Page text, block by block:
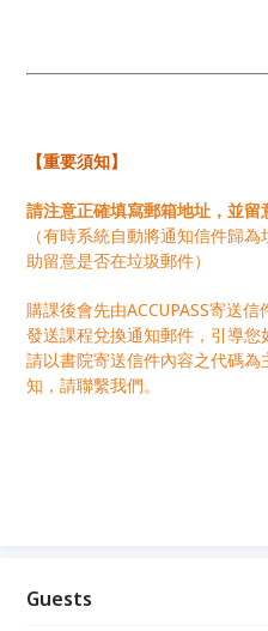
【重要須知】
請注意正確填寫郵箱地址，並留
（有時系統自動將通知信件歸
助留意是否在垃圾郵件）
購課後會先由ACCUPASS寄送
發送課程兌換通知郵件，引導您
請以書院寄送信件內容之代碼
知，請聯繫我們。
Guests